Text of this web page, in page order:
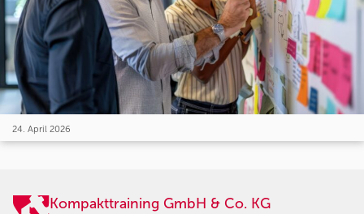
24. April 2026
Kompakttraining GmbH & Co. KG